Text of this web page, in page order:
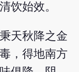
饮始效。
天秋降之金
，得地南方